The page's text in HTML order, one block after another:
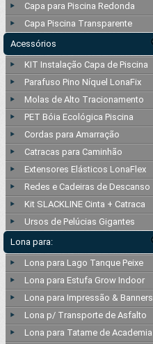
Capa para Piscina Redonda
Capa Piscina Transparente
Acessórios
KIT Instalação Capa de Piscina
Parafuso Pino Níquel LonaFix
Molas de Alto Tracionamento
PET Bóia Ecológica Piscina
Cordas para Amarração
Catracas para Caminhão
Extensores Elásticos LonaFlex
Redes e Cadeiras de Descanso
Kit SLACKLINE Cinta + Catraca
Ursos de Pelúcias Gigantes
Lona para:
Lona para Lago Tanque Peixe
Lona para Estufa Grow Indoor
Lona para Impressão & Banners
Lona p/ Transporte de Asfalto
Lona para Tatame de Academia